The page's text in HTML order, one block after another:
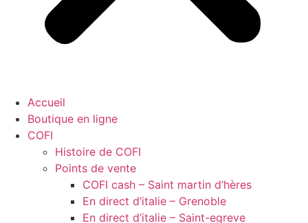
Accueil
Boutique en ligne
COFI
Histoire de COFI
Points de vente
COFI cash – Saint martin d’hères
En direct d’italie – Grenoble
En direct d’italie – Saint-egreve